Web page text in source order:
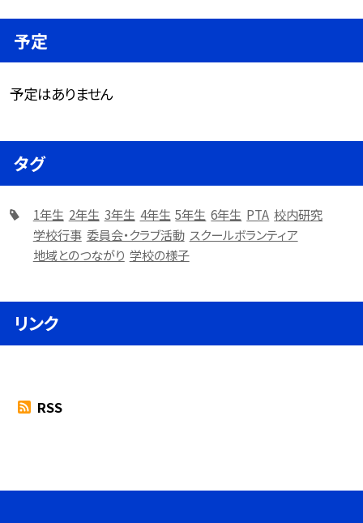
予定
予定はありません
タグ
1年生 2年生 3年生 4年生 5年生 6年生 PTA 校内研究
学校行事 委員会・クラブ活動 スクールボランティア
地域とのつながり 学校の様子
リンク
RSS